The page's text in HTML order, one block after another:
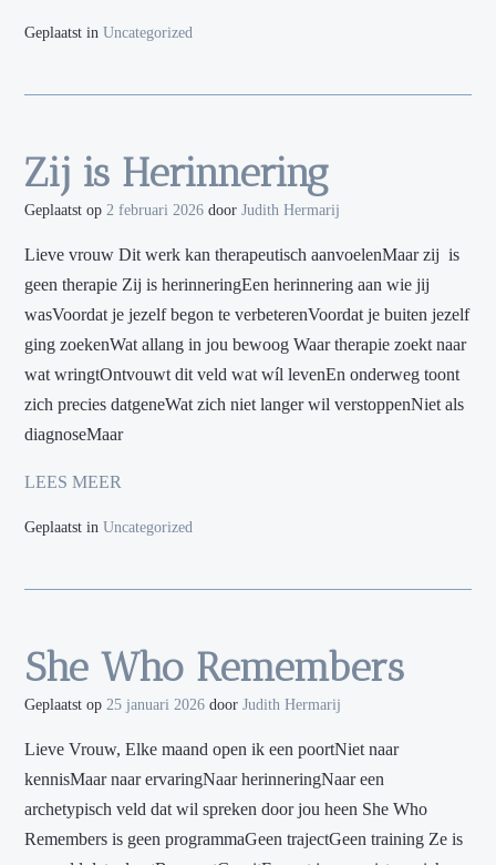
Geplaatst in Uncategorized
Zij is Herinnering
Geplaatst op 2 februari 2026 door Judith Hermarij
Lieve vrouw Dit werk kan therapeutisch aanvoelenMaar zij is
geen therapie Zij is herinneringEen herinnering aan wie jij
wasVoordat je jezelf begon te verbeterenVoordat je buiten jezelf
ging zoekenWat allang in jou bewoog Waar therapie zoekt naar
wat wringtOntvouwt dit veld wat wíl levenEn onderweg toont
zich precies datgeneWat zich niet langer wil verstoppenNiet als
diagnoseMaar
LEES MEER
Geplaatst in Uncategorized
She Who Remembers
Geplaatst op 25 januari 2026 door Judith Hermarij
Lieve Vrouw, Elke maand open ik een poortNiet naar
kennisMaar naar ervaringNaar herinneringNaar een
archetypisch veld dat wil spreken door jou heen She Who
Remembers is geen programmaGeen trajectGeen training Ze is